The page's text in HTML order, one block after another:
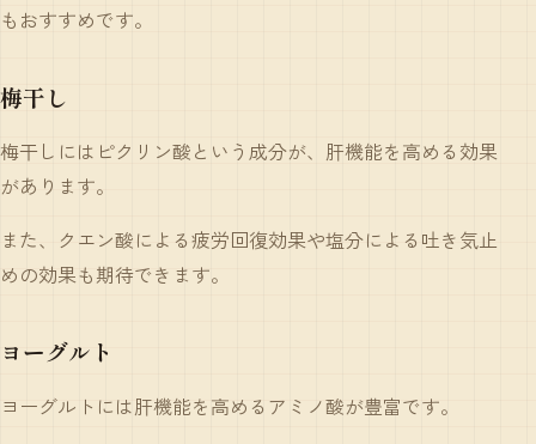
もおすすめです。
梅干し
梅干しにはピクリン酸という成分が、肝機能を高める効果
があります。
また、クエン酸による疲労回復効果や塩分による吐き気止
めの効果も期待できます。
ヨーグルト
ヨーグルトには肝機能を高めるアミノ酸が豊富です。